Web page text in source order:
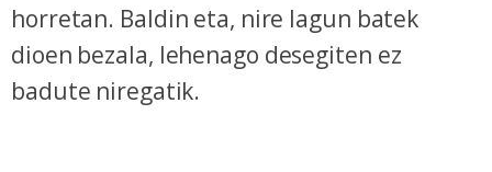
horretan. Baldin eta, nire lagun batek
dioen bezala, lehenago desegiten ez
badute niregatik.